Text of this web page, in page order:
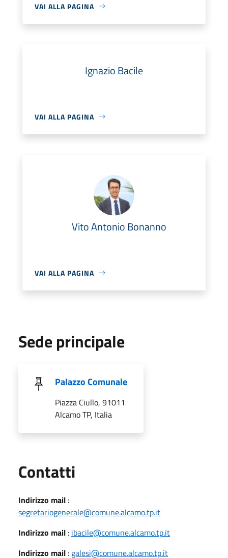
VAI ALLA PAGINA
Ignazio Bacile
VAI ALLA PAGINA
Vito Antonio Bonanno
VAI ALLA PAGINA
Sede principale
Palazzo Comunale
Piazza Ciullo, 91011
Alcamo TP, Italia
Contatti
Indirizzo mail :
segretariogenerale@comune.alcamo.tp.it
Indirizzo mail : ibacile@comune.alcamo.tp.it
Indirizzo mail : galesi@comune.alcamo.tp.it